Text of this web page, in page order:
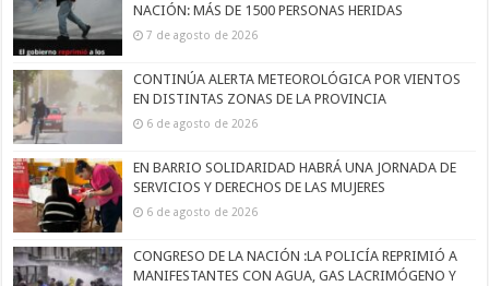
NACIÓN: MÁS DE 1500 PERSONAS HERIDAS
7 de agosto de 2026
CONTINÚA ALERTA METEOROLÓGICA POR VIENTOS
EN DISTINTAS ZONAS DE LA PROVINCIA
6 de agosto de 2026
EN BARRIO SOLIDARIDAD HABRÁ UNA JORNADA DE
SERVICIOS Y DERECHOS DE LAS MUJERES
6 de agosto de 2026
CONGRESO DE LA NACIÓN :LA POLICÍA REPRIMIÓ A
MANIFESTANTES CON AGUA, GAS LACRIMÓGENO Y